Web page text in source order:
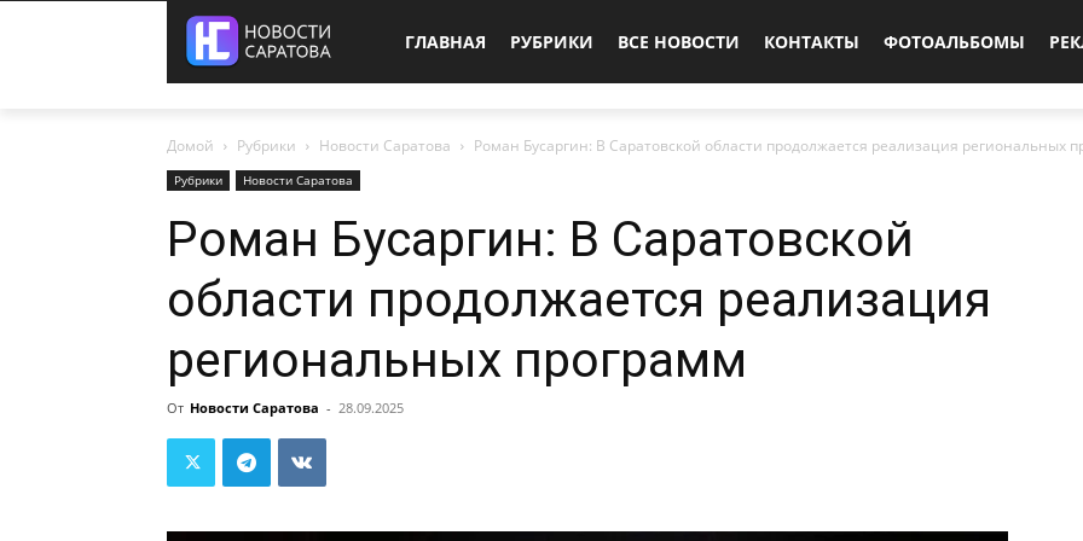
ГЛАВНАЯ РУБРИКИ ВСЕ НОВОСТИ КОНТАКТЫ ФОТОАЛЬБОМЫ
Домой Рубрики Новости Саратова Роман Бусаргин: В Саратовской области продолжается реализация региональных
Рубрики Новости Саратова
Роман Бусаргин: В Саратовской
области продолжается реализация
региональных программ
От Новости Саратова - 28.09.2025